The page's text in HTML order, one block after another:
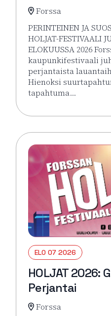
Forssa
PERINTEINEN JA
HOLJAT-FESTIVAALI
ELOKUUSSA 2026
kaupunkifestivaali
perjantaista
Hienoksi
tapahtuma…
Lue lisää
ELO 07 2026
HOLJAT 2026:
Perjantai
Forssa